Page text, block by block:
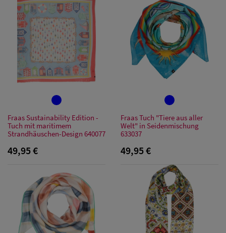
Fraas Sustainability Edition -
Tuch mit maritimem
Strandhäuschen-Design 640077
49,95 €
Fraas Tuch "Tiere aus aller
Welt" in Seidenmischung
633037
49,95 €